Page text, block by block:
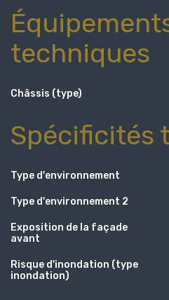
techniques
Châssis (type)
Spécificités
Type d'environnement
Type d'environnement 2
Exposition de la façade
avant
Risque d'inondation (type
inondation)